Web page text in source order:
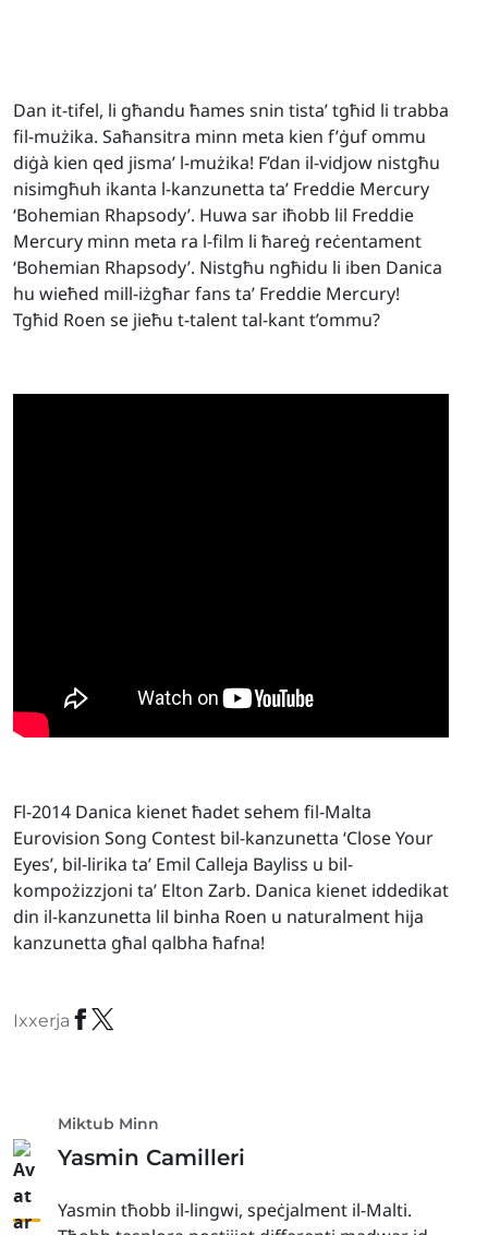
Dan it-tifel, li għandu ħames snin tista’ tgħid li trabba
fil-mużika. Saħansitra minn meta kien f’ġuf ommu
diġà kien qed jisma’ l-mużika! F’dan il-vidjow nistgħu
nisimgħuh ikanta l-kanzunetta ta’ Freddie Mercury
‘Bohemian Rhapsody’. Huwa sar iħobb lil Freddie
Mercury minn meta ra l-film li ħareġ reċentament
‘Bohemian Rhapsody’. Nistgħu ngħidu li iben Danica
hu wieħed mill-iżgħar fans ta’ Freddie Mercury!
Tgħid Roen se jieħu t-talent tal-kant t’ommu?
Fl-2014 Danica kienet ħadet sehem fil-Malta
Eurovision Song Contest bil-kanzunetta ‘Close Your
Eyes’, bil-lirika ta’ Emil Calleja Bayliss u bil-
kompożizzjoni ta’ Elton Zarb. Danica kienet iddedikat
din il-kanzunetta lil binha Roen u naturalment hija
kanzunetta għal qalbha ħafna!
Ixxerja
Miktub Minn
Yasmin Camilleri
Yasmin tħobb il-lingwi, speċjalment il-Malti.